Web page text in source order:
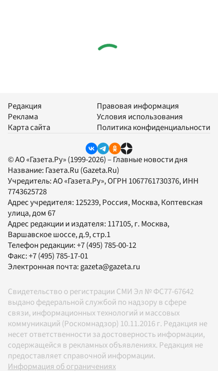
Редакция
Реклама
Карта сайта
Правовая информация
Условия использования
Политика конфиденциальности
© АО «Газета.Ру» (1999-2026) – Главные новости дня
Название: Газета.Ru (Gazeta.Ru)
Учредитель:АО «Газета.Ру», ОГРН 1067761730376, ИНН
7743625728
Адрес учредителя: 125239, Россия, Москва, Коптевская
улица, дом 67
Адрес редакции и издателя: 117105, г. Москва,
Варшавское шоссе, д.9, стр.1
Телефон редакции:+7 (495) 785-00-12
Факс:+7 (495) 785-17-01
Электронная почта:gazeta@gazeta.ru
Свидетельство о регистрации СМИ Эл № ФС77-67642
выдано федеральной службой по надзору в сфере
связи, информационных технологий и массовых
коммуникаций (Роскомнадзор) 10.11.2016 г. Редакция не
несет ответственности за достоверность информации,
содержащейся в рекламных объявлениях. Редакция не
предоставляет справочной информации.
Информация об ограничениях